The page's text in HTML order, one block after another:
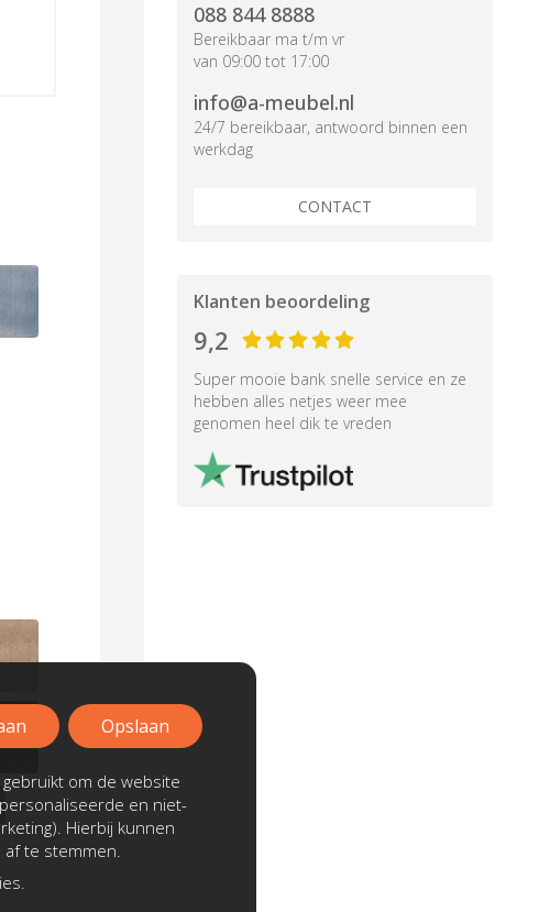
088 844 8888
Bereikbaar ma t/m vr
van 09:00 tot 17:00
info@a-meubel.nl
24/7 bereikbaar, antwoord binnen een
werkdag
CONTACT
Klanten beoordeling
9,2
Super mooie bank snelle service en ze
hebben alles netjes weer mee
genomen heel dik te vreden
om de website
en niet-
Hierbij kunnen
te stemmen.
Opslaan